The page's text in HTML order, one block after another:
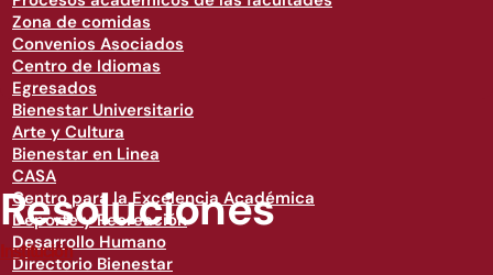
Zona de comidas
Convenios Asociados
Centro de Idiomas
Egresados
Bienestar Universitario
Arte y Cultura
Bienestar en Linea
CASA
Centro para la Excelencia Académica
Deporte y Recreación
Desarrollo Humano
Directorio Bienestar
Resoluciones
Institución